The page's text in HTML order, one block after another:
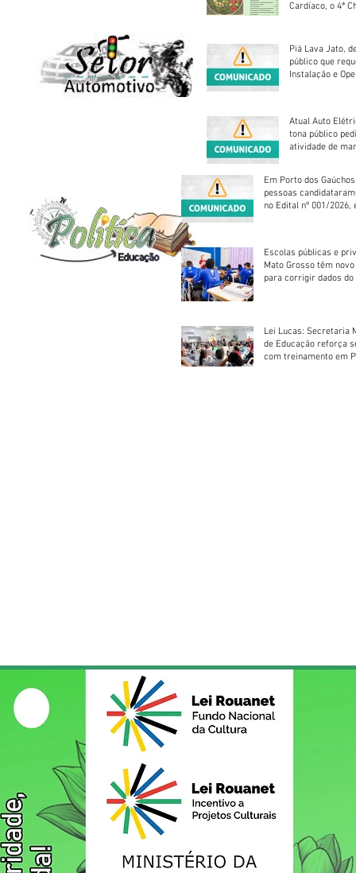
Cardíaco, o 4ª
Piá Lava Jato,
público que
Instalação e
Atual Auto
tona público
atividade de
Em Porto dos
pessoas
no Edital nº 001/2026,
Escolas públicas e
Mato Grosso têm
para corrigir dados do
Lei Lucas: Secretaria
de Educação reforça
com treinamento em